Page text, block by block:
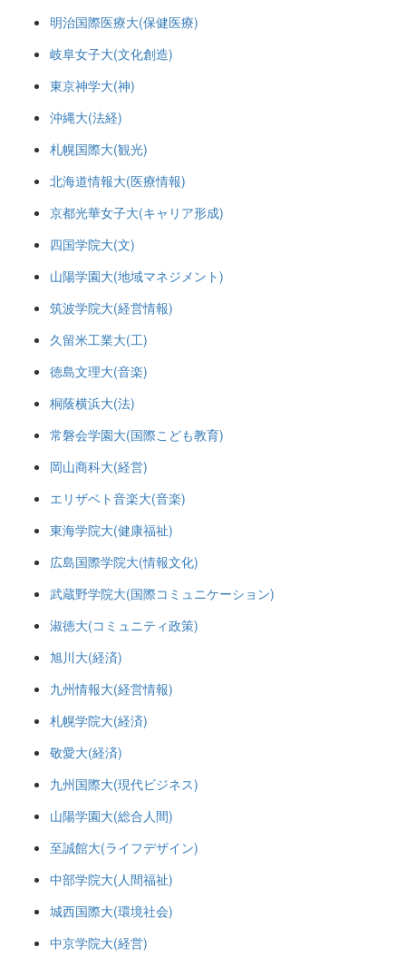
明治国際医療大(保健医療)
岐阜女子大(文化創造)
東京神学大(神)
沖縄大(法経)
札幌国際大(観光)
北海道情報大(医療情報)
京都光華女子大(キャリア形成)
四国学院大(文)
山陽学園大(地域マネジメント)
筑波学院大(経営情報)
久留米工業大(工)
徳島文理大(音楽)
桐蔭横浜大(法)
常磐会学園大(国際こども教育)
岡山商科大(経営)
エリザベト音楽大(音楽)
東海学院大(健康福祉)
広島国際学院大(情報文化)
武蔵野学院大(国際コミュニケーション)
淑徳大(コミュニティ政策)
旭川大(経済)
九州情報大(経営情報)
札幌学院大(経済)
敬愛大(経済)
九州国際大(現代ビジネス)
山陽学園大(総合人間)
至誠館大(ライフデザイン)
中部学院大(人間福祉)
城西国際大(環境社会)
中京学院大(経営)